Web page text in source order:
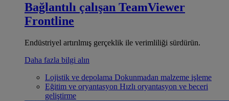
Bağlantılı çalışan TeamViewer
Frontline
Endüstriyel artırılmış gerçeklik ile verimliliği sürdürün.
Daha fazla bilgi alın
Lojistik ve depolama Dokunmadan malzeme işleme
Eğitim ve oryantasyon Hızlı oryantasyon ve beceri
geliştirme